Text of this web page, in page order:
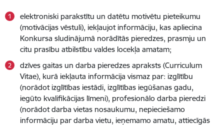
elektroniski parakstītu un datētu motivētu pieteikumu
(motivācijas vēstuli), iekļaujot informāciju, kas apliecina
Konkursa sludinājumā norādītās pieredzes, prasmju un
citu prasību atbilstību valdes locekļa amatam;
dzīves gaitas un darba pieredzes apraksts (Curriculum
Vitae), kurā iekļauta informācija vismaz par: izglītību
(norādot izglītības iestādi, izglītības iegūšanas gadu,
iegūto kvalifikācijas līmeni), profesionālo darba pieredzi
(norādot darba vietas nosaukumu, nepieciešamo
informāciju par darba vietu, ieņemamo amatu, attiecīgās